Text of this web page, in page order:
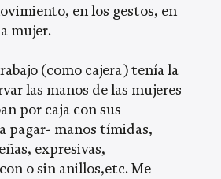
en los gestos, en
mujer.
(como cajera) tenía la
las manos de las mujeres
por caja con sus
pagar- manos tímidas,
expresivas,
o sin anillos,etc. Me